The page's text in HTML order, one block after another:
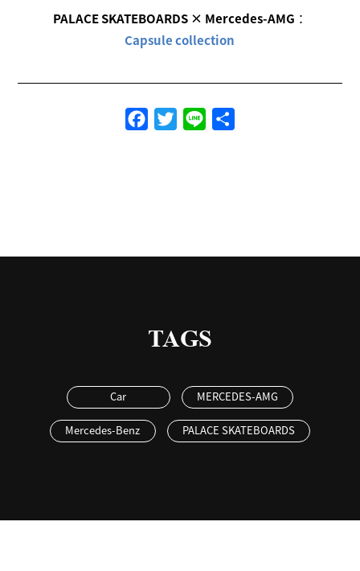
PALACE SKATEBOARDS × Mercedes-AMG ：
Capsule collection
FacebookTwitterLine
TAGS
Car MERCEDES-AMG
Mercedes-Benz PALACE SKATEBOARDS